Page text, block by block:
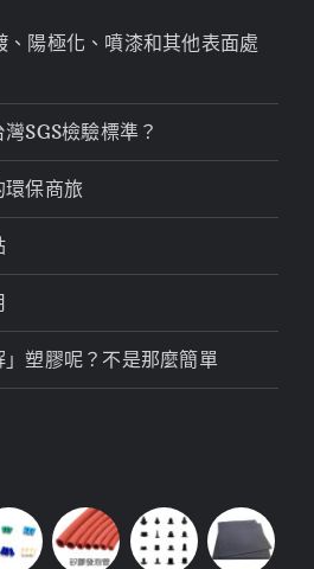
陽極化、噴漆和其他表面處
SGS檢驗標準？
環保商旅
塑膠呢？不是那麼簡單